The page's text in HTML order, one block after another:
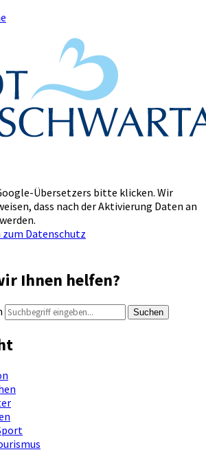
Übersetzers bitte klicken. Wir
dass nach der Aktivierung Daten an
Datenschutz
Ihnen helfen?
Suchen